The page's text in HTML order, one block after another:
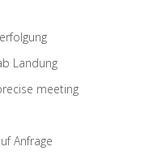
Landung
meeting
Anfrage